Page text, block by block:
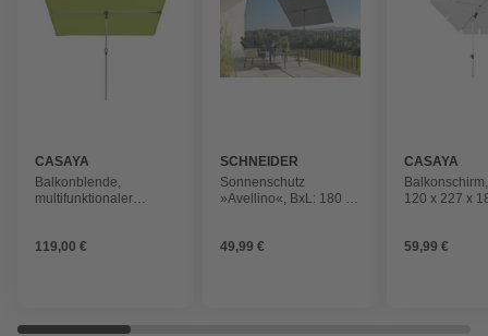
CASAYA
Balkonblende,
multifunktionaler
119,00 €
SCHNEIDER
SCHIRME
Sonnenschutz
»Avellino«, BxL: 180 x
49,99 €
CASAYA
120 x 227 x
50+
59,99 €